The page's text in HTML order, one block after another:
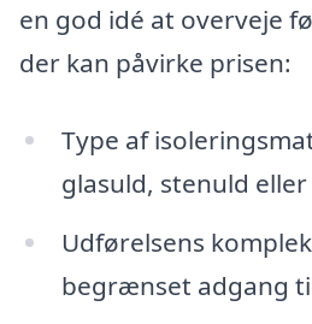
en god idé at overveje
der kan påvirke prisen:
Type af
glasuld, stenuld
Udførelsens
begrænset adgang